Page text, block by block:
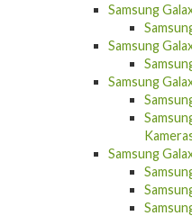
Samsung
Samsung
Samsung
Samsung